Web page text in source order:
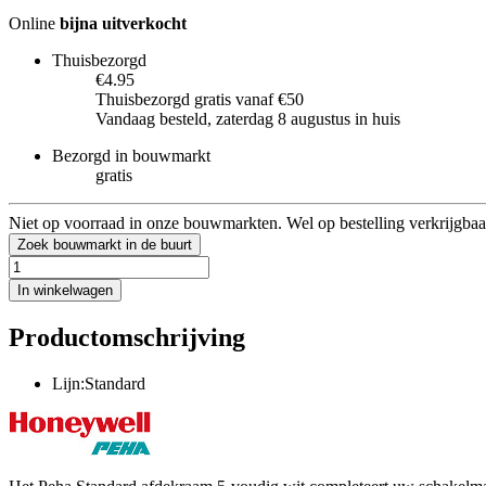
Online bijna uitverkocht
Thuisbezorgd
€4.95
Thuisbezorgd gratis vanaf €50
Vandaag besteld, zaterdag 8 augustus in huis
Bezorgd in bouwmarkt
gratis
Niet op voorraad in onze bouwmarkten. Wel op bestelling
Zoek bouwmarkt in de buurt
In winkelwagen
Productomschrijving
Lijn:Standard